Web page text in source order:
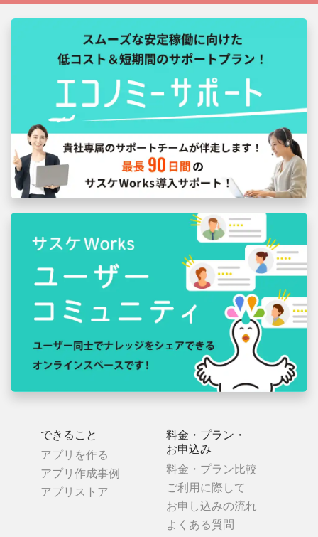
できること
アプリを作る
アプリ作成事例
アプリストア
料金・プラン・
お申込み
料金・プラン比較
ご利用に際して
お申し込みの流れ
よくある質問